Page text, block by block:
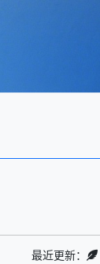
最近更新：